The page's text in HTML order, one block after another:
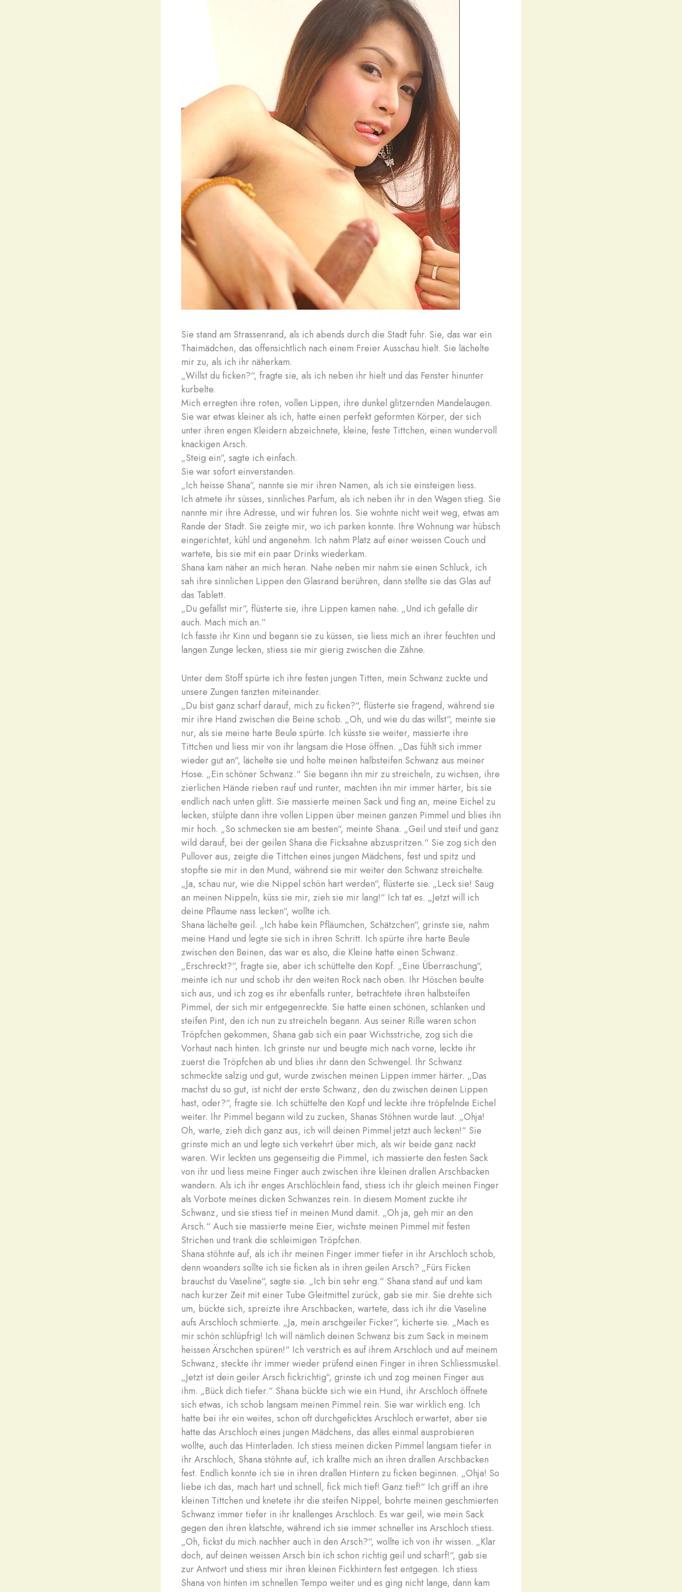
Sie stand am Strassenrand, als ich abends durch die Stadt fuhr. Sie, das war ein
Thaimädchen, das offensichtlich nach einem Freier Ausschau hielt. Sie lächelte
mir zu, als ich ihr näherkam.
„Willst du ficken?“, fragte sie, als ich neben ihr hielt und das Fenster hinunter
kurbelte.
Mich erregten ihre roten, vollen Lippen, ihre dunkel glitzernden Mandelaugen.
Sie war etwas kleiner als ich, hatte einen perfekt geformten Körper, der sich
unter ihren engen Kleidern abzeichnete, kleine, feste Tittchen, einen wundervoll
knackigen Arsch.
„Steig ein“, sagte ich einfach.
Sie war sofort einverstanden.
„Ich heisse Shana“, nannte sie mir ihren Namen, als ich sie einsteigen liess.
Ich atmete ihr süsses, sinnliches Parfum, als ich neben ihr in den Wagen stieg. Sie
nannte mir ihre Adresse, und wir fuhren los. Sie wohnte nicht weit weg, etwas am
Rande der Stadt. Sie zeigte mir, wo ich parken konnte. Ihre Wohnung war hübsch
eingerichtet, kühl und angenehm. Ich nahm Platz auf einer weissen Couch und
wartete, bis sie mit ein paar Drinks wiederkam.
Shana kam näher an mich heran. Nahe neben mir nahm sie einen Schluck, ich
sah ihre sinnlichen Lippen den Glasrand berühren, dann stellte sie das Glas auf
das Tablett.
„Du gefällst mir“, flüsterte sie, ihre Lippen kamen nahe. „Und ich gefalle dir
auch. Mach mich an.“
Ich fasste ihr Kinn und begann sie zu küssen, sie liess mich an ihrer feuchten und
langen Zunge lecken, stiess sie mir gierig zwischen die Zähne.
Unter dem Stoff spürte ich ihre festen jungen Titten, mein Schwanz zuckte und
unsere Zungen tanzten miteinander.
„Du bist ganz scharf darauf, mich zu ficken?“, flüsterte sie fragend, während sie
mir ihre Hand zwischen die Beine schob. „Oh, und wie du das willst“, meinte sie
nur, als sie meine harte Beule spürte. Ich küsste sie weiter, massierte ihre
Tittchen und liess mir von ihr langsam die Hose öffnen. „Das fühlt sich immer
wieder gut an“, lächelte sie und holte meinen halbsteifen Schwanz aus meiner
Hose. „Ein schöner Schwanz.“ Sie begann ihn mir zu streicheln, zu wichsen, ihre
zierlichen Hände rieben rauf und runter, machten ihn mir immer härter, bis sie
endlich nach unten glitt. Sie massierte meinen Sack und fing an, meine Eichel zu
lecken, stülpte dann ihre vollen Lippen über meinen ganzen Pimmel und blies ihn
mir hoch. „So schmecken sie am besten“, meinte Shana. „Geil und steif und ganz
wild darauf, bei der geilen Shana die Ficksahne abzuspritzen.“ Sie zog sich den
Pullover aus, zeigte die Tittchen eines jungen Mädchens, fest und spitz und
stopfte sie mir in den Mund, während sie mir weiter den Schwanz streichelte.
„Ja, schau nur, wie die Nippel schön hart werden“, flüsterte sie. „Leck sie! Saug
an meinen Nippeln, küss sie mir, zieh sie mir lang!“ Ich tat es. „Jetzt will ich
deine Pflaume nass lecken“, wollte ich.
Shana lächelte geil. „Ich habe kein Pfläumchen, Schätzchen“, grinste sie, nahm
meine Hand und legte sie sich in ihren Schritt. Ich spürte ihre harte Beule
zwischen den Beinen, das war es also, die Kleine hatte einen Schwanz.
„Erschreckt?“, fragte sie, aber ich schüttelte den Kopf. „Eine Überraschung“,
meinte ich nur und schob ihr den weiten Rock nach oben. Ihr Höschen beulte
sich aus, und ich zog es ihr ebenfalls runter, betrachtete ihren halbsteifen
Pimmel, der sich mir entgegenreckte. Sie hatte einen schönen, schlanken und
steifen Pint, den ich nun zu streicheln begann. Aus seiner Rille waren schon
Tröpfchen gekommen, Shana gab sich ein paar Wichsstriche, zog sich die
Vorhaut nach hinten. Ich grinste nur und beugte mich nach vorne, leckte ihr
zuerst die Tröpfchen ab und blies ihr dann den Schwengel. Ihr Schwanz
schmeckte salzig und gut, wurde zwischen meinen Lippen immer härter. „Das
machst du so gut, ist nicht der erste Schwanz, den du zwischen deinen Lippen
hast, oder?“, fragte sie. Ich schüttelte den Kopf und leckte ihre tröpfelnde Eichel
weiter. Ihr Pimmel begann wild zu zucken, Shanas Stöhnen wurde laut. „Ohja!
Oh, warte, zieh dich ganz aus, ich will deinen Pimmel jetzt auch lecken!“ Sie
grinste mich an und legte sich verkehrt über mich, als wir beide ganz nackt
waren. Wir leckten uns gegenseitig die Pimmel, ich massierte den festen Sack
von ihr und liess meine Finger auch zwischen ihre kleinen drallen Arschbacken
wandern. Als ich ihr enges Arschlöchlein fand, stiess ich ihr gleich meinen Finger
als Vorbote meines dicken Schwanzes rein. In diesem Moment zuckte ihr
Schwanz, und sie stiess tief in meinen Mund damit. „Oh ja, geh mir an den
Arsch.“ Auch sie massierte meine Eier, wichste meinen Pimmel mit festen
Strichen und trank die schleimigen Tröpfchen.
Shana stöhnte auf, als ich ihr meinen Finger immer tiefer in ihr Arschloch schob,
denn woanders sollte ich sie ficken als in ihren geilen Arsch? „Fürs Ficken
brauchst du Vaseline“, sagte sie. „Ich bin sehr eng.“ Shana stand auf und kam
nach kurzer Zeit mit einer Tube Gleitmittel zurück, gab sie mir. Sie drehte sich
um, bückte sich, spreizte ihre Arschbacken, wartete, dass ich ihr die Vaseline
aufs Arschloch schmierte. „Ja, mein arschgeiler Ficker“, kicherte sie. „Mach es
mir schön schlüpfrig! Ich will nämlich deinen Schwanz bis zum Sack in meinem
heissen Ärschchen spüren!“ Ich verstrich es auf ihrem Arschloch und auf meinem
Schwanz, steckte ihr immer wieder prüfend einen Finger in ihren Schliessmuskel.
„Jetzt ist dein geiler Arsch fickrichtig“, grinste ich und zog meinen Finger aus
ihm. „Bück dich tiefer.“ Shana bückte sich wie ein Hund, ihr Arschloch öffnete
sich etwas, ich schob langsam meinen Pimmel rein. Sie war wirklich eng. Ich
hatte bei ihr ein weites, schon oft durchgeficktes Arschloch erwartet, aber sie
hatte das Arschloch eines jungen Mädchens, das alles einmal ausprobieren
wollte, auch das Hinterladen. Ich stiess meinen dicken Pimmel langsam tiefer in
ihr Arschloch, Shana stöhnte auf, ich krallte mich an ihren drallen Arschbacken
fest. Endlich konnte ich sie in ihren drallen Hintern zu ficken beginnen. „Ohja! So
liebe ich das, mach hart und schnell, fick mich tief! Ganz tief!“ Ich griff an ihre
kleinen Tittchen und knetete ihr die steifen Nippel, bohrte meinen geschmierten
Schwanz immer tiefer in ihr knallenges Arschloch. Es war geil, wie mein Sack
gegen den ihren klatschte, während ich sie immer schneller ins Arschloch stiess.
„Oh, fickst du mich nachher auch in den Arsch?“, wollte ich von ihr wissen. „Klar
doch, auf deinen weissen Arsch bin ich schon richtig geil und scharf!“, gab sie
zur Antwort und stiess mir ihren kleinen Fickhintern fest entgegen. Ich stiess
Shana von hinten im schnellen Tempo weiter und es ging nicht lange, dann kam